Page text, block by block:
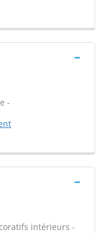
-
intérieurs -